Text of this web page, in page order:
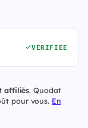
VÉRIFIÉE
affiliés. Quodat
pour vous. En